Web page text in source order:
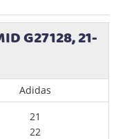
G27128, 21-
Adidas
21
22